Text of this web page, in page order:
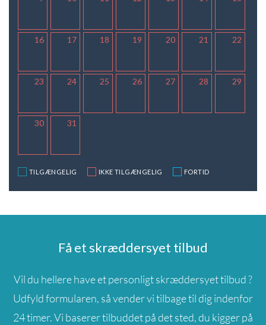
16 17 18 19 20 21 22
23 24 25 26 27 28 29
30 31
TILGÆNGELIG IKKE TILGÆNGELIG FORTID
Få et skræddersyet tilbud
Vil du hellere have et personligt skræddersyet tilbud ?
Udfyld formularen, så vender vi tilbage til dig indenfor
24 timer. Vi baserer tilbuddet på det sted, du kigger på